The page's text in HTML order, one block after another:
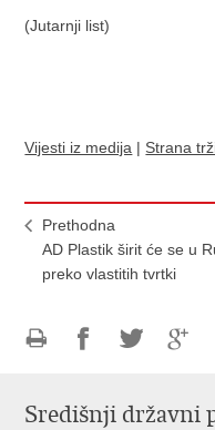
(Jutarnji list)
Vijesti iz medija | Strana
Prethodna
AD Plastik širit će se u
preko vlastitih tvrtki
FacebookuTwitteru
Središnji državni